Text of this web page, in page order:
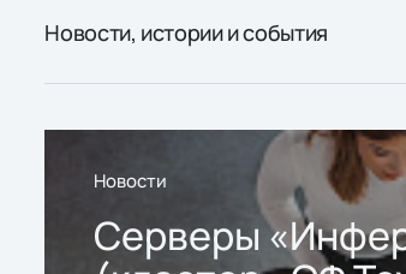
Новости, истории и события
Новости
Серверы